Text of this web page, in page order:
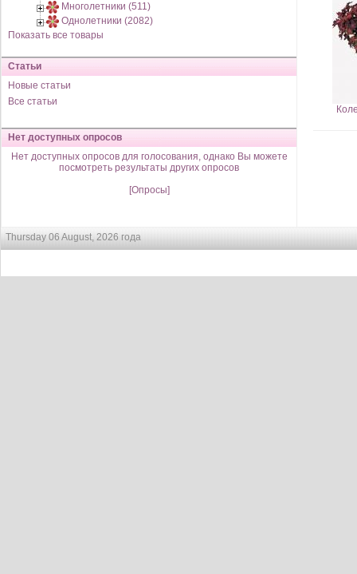
Многолетники (511)
Однолетники (2082)
Показать все товары
Статьи
Новые статьи
Все статьи
Нет доступных опросов
Нет доступных опросов для голосования, однако Вы можете
посмотреть результаты других опросов
[Опросы]
Thursday 06 August, 2026 года